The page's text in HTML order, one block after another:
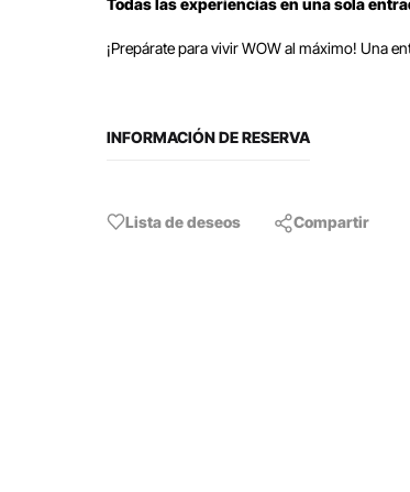
Todas las experiencias en una sola
¡Prepárate para vivir WOW al máximo! Una
INFORMACIÓN DE RESERVA
Lista de deseos Compartir